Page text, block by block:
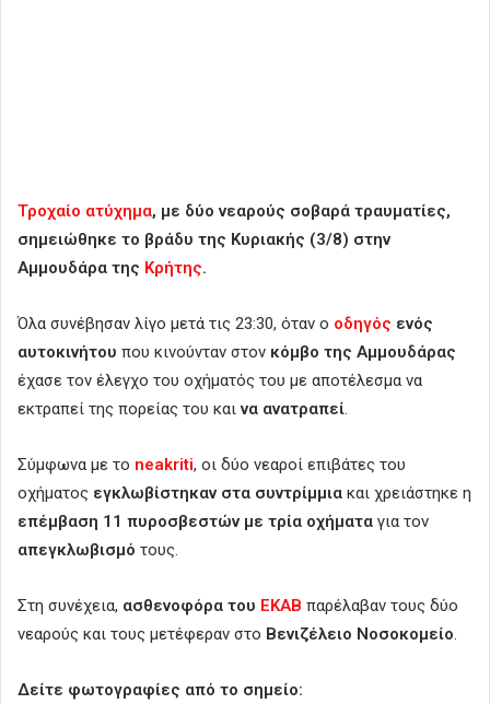
Τροχαίο ατύχημα, με δύο νεαρούς σοβαρά τραυματίες,
σημειώθηκε το βράδυ της Κυριακής (3/8) στην
Αμμουδάρα της Κρήτης.
Όλα συνέβησαν λίγο μετά τις 23:30, όταν ο οδηγός ενός
αυτοκινήτου που κινούνταν στον κόμβο της Αμμουδάρας
έχασε τον έλεγχο του οχήματός του με αποτέλεσμα να
εκτραπεί της πορείας του και να ανατραπεί.
Σύμφωνα με το neakriti, οι δύο νεαροί επιβάτες του
οχήματος εγκλωβίστηκαν στα συντρίμμια και χρειάστηκε η
επέμβαση 11 πυροσβεστών με τρία οχήματα για τον
απεγκλωβισμό τους.
Στη συνέχεια, ασθενοφόρα του ΕΚΑΒ παρέλαβαν τους δύο
νεαρούς και τους μετέφεραν στο Βενιζέλειο Νοσοκομείο.
Δείτε φωτογραφίες από το σημείο: